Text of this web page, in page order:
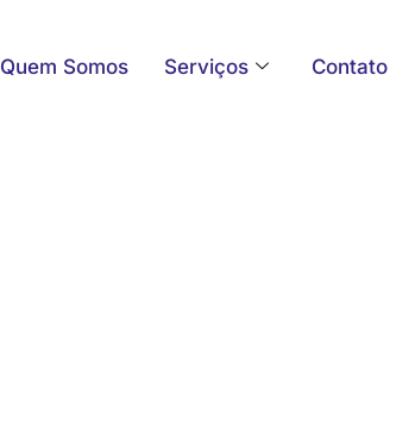
Quem Somos Serviços Contato